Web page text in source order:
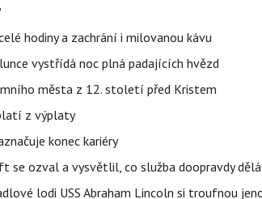
hodiny a zachrání i milovanou kávu
vystřídá noc plná padajících hvězd
města z 12. století před Kristem
z výplaty
konec kariéry
se ozval a vysvětlil, co služba doopravdy dělá
lodi USS Abraham Lincoln si troufnou